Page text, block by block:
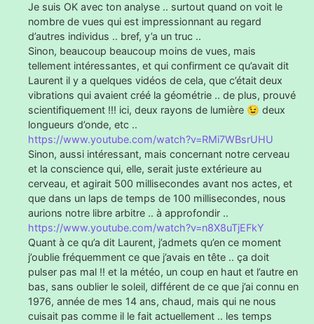
Je suis OK avec ton analyse .. surtout quand on voit le
nombre de vues qui est impressionnant au regard
d’autres individus .. bref, y’a un truc ..
Sinon, beaucoup beaucoup moins de vues, mais
tellement intéressantes, et qui confirment ce qu’avait dit
Laurent il y a quelques vidéos de cela, que c’était deux
vibrations qui avaient créé la géométrie .. de plus, prouvé
scientifiquement !!! ici, deux rayons de lumière 😉 deux
longueurs d’onde, etc ..
https://www.youtube.com/watch?v=RMi7WBsrUHU
Sinon, aussi intéressant, mais concernant notre cerveau
et la conscience qui, elle, serait juste extérieure au
cerveau, et agirait 500 millisecondes avant nos actes, et
que dans un laps de temps de 100 millisecondes, nous
aurions notre libre arbitre .. à approfondir ..
https://www.youtube.com/watch?v=n8X8uTjEFkY
Quant à ce qu’a dit Laurent, j’admets qu’en ce moment
j’oublie fréquemment ce que j’avais en tête .. ça doit
pulser pas mal !! et la météo, un coup en haut et l’autre en
bas, sans oublier le soleil, différent de ce que j’ai connu en
1976, année de mes 14 ans, chaud, mais qui ne nous
cuisait pas comme il le fait actuellement .. les temps